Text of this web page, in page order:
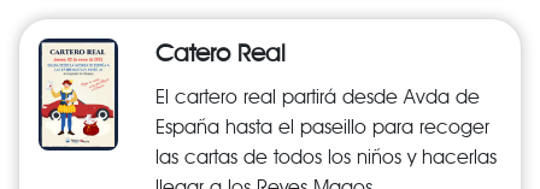
Catero Real
El cartero real partirá desde Avda de
España hasta el paseillo para recoger
las cartas de todos los niños y hacerlas